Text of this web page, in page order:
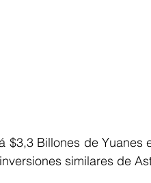
$3,3 Billones de
similares de